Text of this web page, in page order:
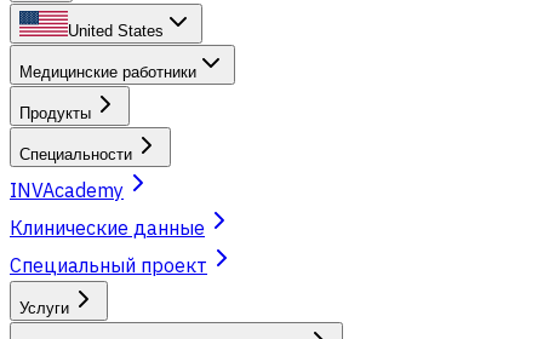
United States
Медицинские работники
Продукты
Специальности
INVAcademy
Клинические данные
Специальный проект
Услуги